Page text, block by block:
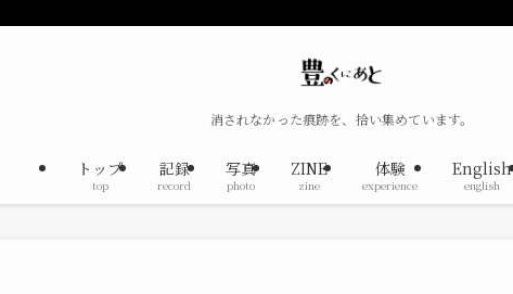
消されなかった痕跡を、拾い集めています。
トップ
top
記録
record
写真
photo
ZINE
zine
体験
experience
English
english